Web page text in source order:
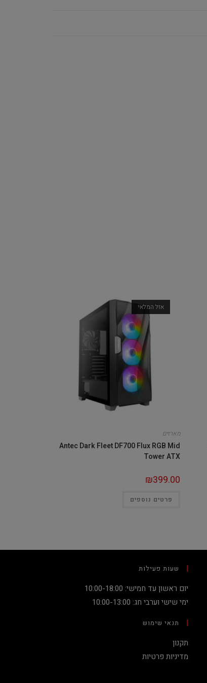
אזל המלאי
מארזים
Antec Dark Fleet DF700 Flux RGB Mid
Tower ATX
₪399.00
פרטים נוספים
שעות פעילות
יום ראשון עד חמישי: 10:00-18:00
ימי שישי וערבי חג: 10:00-13:00
תנאי שימוש
תקנון
מדיניות פרטיות